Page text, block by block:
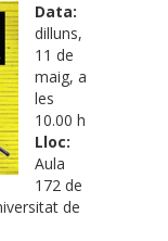
Data:
dilluns,
11 de
maig, a
les
10.00 h
Lloc:
Aula
172 de
de